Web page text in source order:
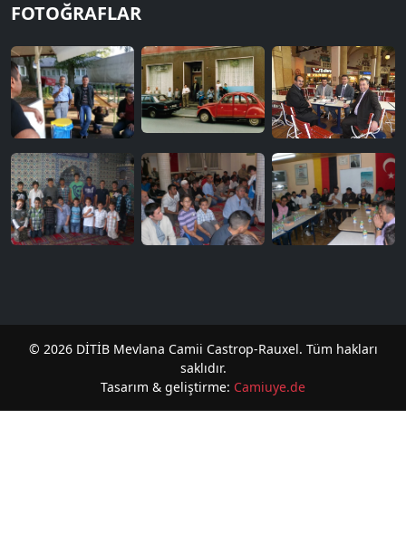
FOTOĞRAFLAR
© 2026 DİTİB Mevlana Camii Castrop-Rauxel. Tüm hakları
saklıdır.
Tasarım & geliştirme: Camiuye.de